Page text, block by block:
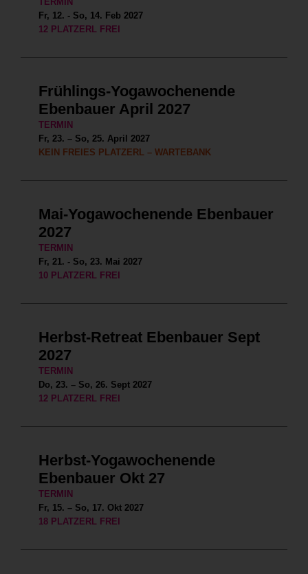
Fr, 12. - So, 14. Feb 2027
12 PLATZERL FREI
Frühlings-Yogawochenende
Ebenbauer April 2027
TERMIN
Fr, 23. – So, 25. April 2027
KEIN FREIES PLATZERL – WARTEBANK
Mai-Yogawochenende Ebenbauer
2027
TERMIN
Fr, 21. - So, 23. Mai 2027
10 PLATZERL FREI
Herbst-Retreat Ebenbauer Sept
2027
TERMIN
Do, 23. – So, 26. Sept 2027
12 PLATZERL FREI
Herbst-Yogawochenende
Ebenbauer Okt 27
TERMIN
Fr, 15. – So, 17. Okt 2027
18 PLATZERL FREI